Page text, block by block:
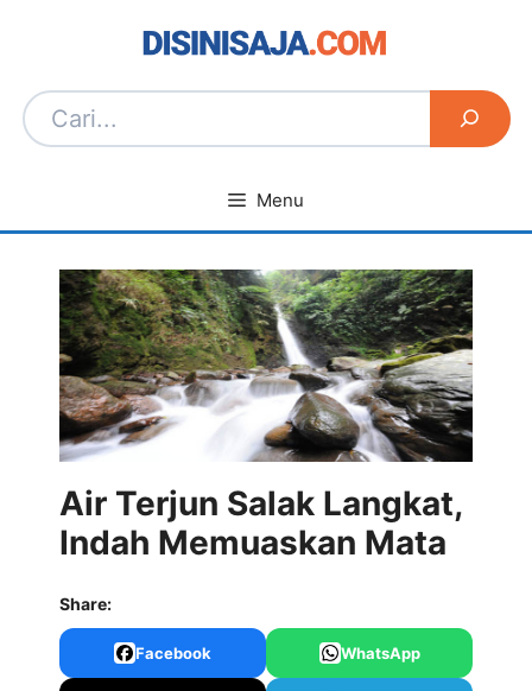
Menu
Air Terjun Salak Langkat,
Indah Memuaskan Mata
Share:
Facebook WhatsApp